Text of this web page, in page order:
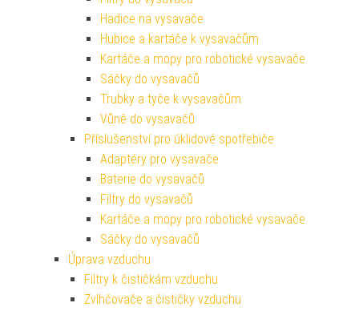
Hadice na vysavače
Hubice a kartáče k vysavačům
Kartáče a mopy pro robotické vysavače
Sáčky do vysavačů
Trubky a tyče k vysavačům
Vůně do vysavačů
Příslušenství pro úklidové spotřebiče
Adaptéry pro vysavače
Baterie do vysavačů
Filtry do vysavačů
Kartáče a mopy pro robotické vysavače
Sáčky do vysavačů
Úprava vzduchu
Filtry k čističkám vzduchu
Zvlhčovače a čističky vzduchu